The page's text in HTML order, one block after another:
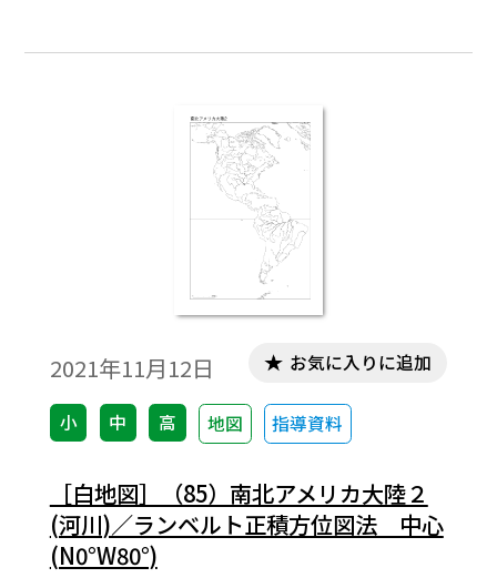
2021年11月12日
小 中 高 地図 指導資料
お気に入りに追加
［白地図］（85）南北アメリカ大陸２
(河川)／ランベルト正積方位図法 中心
(N0°W80°)